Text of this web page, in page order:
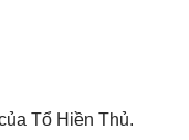
Tổ Hiền Thủ.